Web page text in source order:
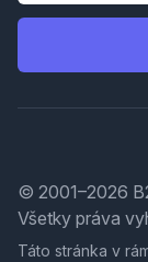
© 2001–2026
Všetky práva
Táto stránka v